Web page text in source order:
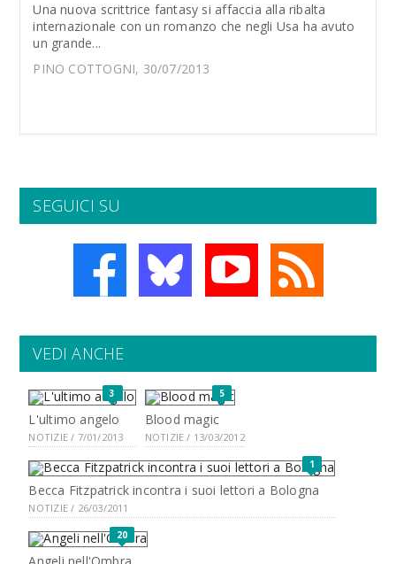
Una nuova scrittrice fantasy si affaccia alla ribalta
internazionale con un romanzo che negli Usa ha avuto
un grande...
PINO COTTOGNI, 30/07/2013
SEGUICI SU
VEDI ANCHE
3
L'ultimo angelo
NOTIZIE / 7/01/2013
5
Blood magic
NOTIZIE / 13/03/2012
1
Becca Fitzpatrick incontra i suoi lettori a Bologna
NOTIZIE / 26/03/2011
20